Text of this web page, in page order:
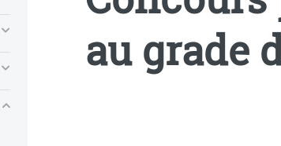
au grade